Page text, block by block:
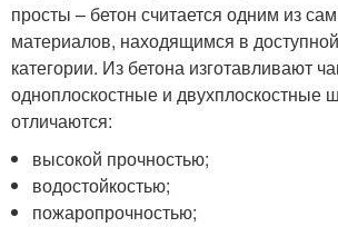
просты – бетон считается одним из
материалов, находящимся в
категории. Из бетона изготавливают
одноплоскостные и двухплоскостные
отличаются:
высокой прочностью;
водостойкостью;
пожаропрочностью;